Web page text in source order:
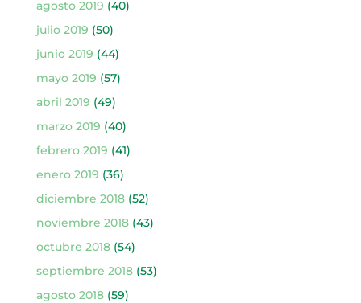
agosto 2019 (40)
julio 2019 (50)
junio 2019 (44)
mayo 2019 (57)
abril 2019 (49)
marzo 2019 (40)
febrero 2019 (41)
enero 2019 (36)
diciembre 2018(52)
noviembre 2018(43)
octubre 2018(54)
septiembre 2018(53)
agosto 2018(59)